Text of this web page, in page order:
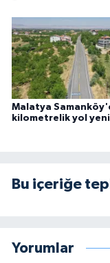
Malatya
kilometrelik yol
Bu içeriğe
Yorumlar